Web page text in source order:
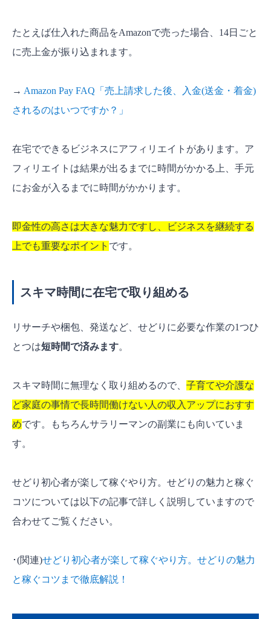
たとえば仕入れた商品をAmazonで売った場合、14日ごと
に売上金が振り込まれます。
→ Amazon Pay FAQ「売上請求した後、入金(送金・着金)
されるのはいつですか？」
在宅でできるビジネスにアフィリエイトがあります。ア
フィリエイトは結果が出るまでに時間がかかる上、手元
にお金が入るまでに時間がかかります。
即金性の高さは大きな魅力ですし、ビジネスを継続する
上でも重要なポイント です。
スキマ時間に在宅で取り組める
リサーチや梱包、発送など、せどりに必要な作業の1つひ
とつは短時間で済みます。
スキマ時間に無理なく取り組めるので、 子育てや介護な
ど家庭の事情で長時間働けない人の収入アップにおすす
めです。もちろんサラリーマンの副業にも向いていま
す。
せどり初心者が楽して稼ぐやり方。せどりの魅力と稼ぐ
コツについては以下の記事で詳しく説明していますので
合わせてご覧ください。
･(関連)せどり初心者が楽して稼ぐやり方。せどりの魅力
と稼ぐコツまで徹底解説！